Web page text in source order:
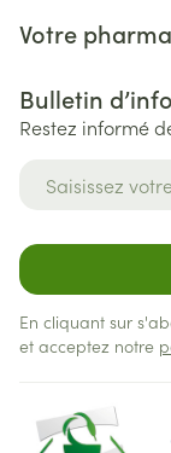
l'évaluation
symptômes
semaine et
pour une
patient à
instructions
Votre
Bulletin
Restez informé
En cliquant sur
et acceptez notre